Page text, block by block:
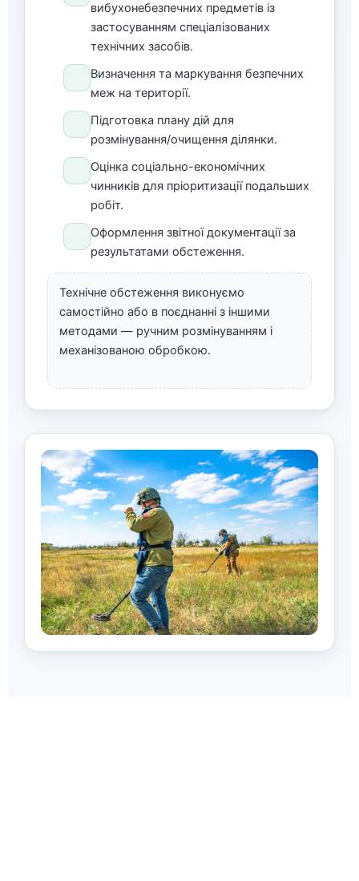
вибухонебезпечних предметів із
застосуванням спеціалізованих
технічних засобів.
Визначення та маркування безпечних
меж на території.
Підготовка плану дій для
розмінування/очищення ділянки.
Оцінка соціально-економічних
чинників для пріоритизації подальших
робіт.
Оформлення звітної документації за
результатами обстеження.
Технічне обстеження виконуємо
самостійно або в поєднанні з іншими
методами — ручним розмінуванням і
механізованою обробкою.